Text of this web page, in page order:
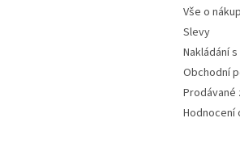
Vše o
Slevy
Nakládání
Obchodní
Prodávané
Hodnocení